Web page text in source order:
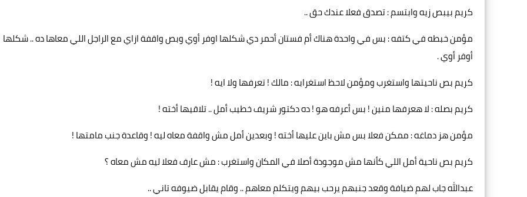
كريم بيبص زيه وابتسم : تصدق فعلا عندك حق ..
مؤمن خبطه في كتفه : بس في واحدة هناك أم فستان أحمر دي شكلها اوفر أوي وبص واقفة ازاي مع الراجل اللي معاها ده .. شكلها
أوفر أوي .
كريم بص ناحيتها واستغرب ومؤمن لاحظ استغرابه : مالك ! تعرفها ولا ايه !
كريم بصله : لا هعرفها منين ! بس أعرفه هو ! ده دكتور شريف خطيب أمل .. تلاقيها أخته !
مؤمن هز دماغه : ممكن فعلا بس مش باين عليها أخته ! وبعدين أمل مش واقفة معاه ليه ! وقاعدة جنب مامتها !
كريم بص ناحية أمل اللي كأنها مش موجودة أصلا في المكان واستغرب : مش عارف فعلا ليه مش معاه ؟
عبدالله جاب لهم ضيافة وقعد جنبهم يرحب بيهم ويتكلم معاهم .. وقام يقابل ضيوفه تاني ..